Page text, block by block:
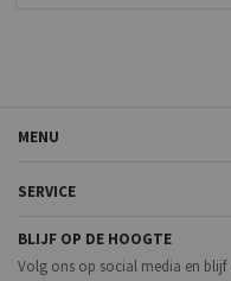
MENU
SERVICE
BLIJF OP DE HOOGTE
Volg ons op social media en